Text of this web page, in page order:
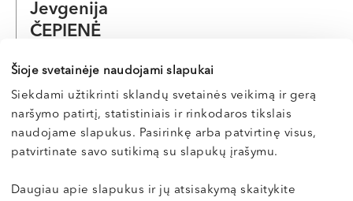
Šioje svetainėje naudojami slapukai
Siekdami užtikrinti sklandų svetainės veikimą ir gerą
naršymo patirtį, statistiniais ir rinkodaros tikslais
naudojame slapukus. Pasirinkę arba patvirtinę visus,
patvirtinate savo sutikimą su slapukų įrašymu.
Daugiau apie slapukus ir jų atsisakymą skaitykite
Jevgenija
ČEPIENĖ
Vilnius, S. Žukausko g. 19
E-registracija Apie gydytoją